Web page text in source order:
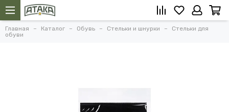
Главная Каталог Обувь Стельки и шнурки
Стельки для
обуви